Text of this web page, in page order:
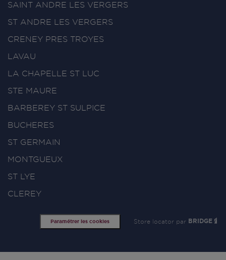
SAINT ANDRE LES VERGERS
ST ANDRE LES VERGERS
CRENEY PRES TROYES
LAVAU
LA CHAPELLE ST LUC
STE MAURE
BARBEREY ST SULPICE
BUCHERES
ST GERMAIN
MONTGUEUX
ST LYE
CLEREY
Paramétrer les cookies Store locator par BRIDGE